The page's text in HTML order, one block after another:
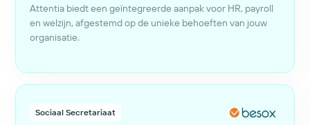
Attentia biedt een geïntegreerde aanpak voor HR, payroll
en welzijn, afgestemd op de unieke behoeften van jouw
organisatie.
Sociaal Secretariaat